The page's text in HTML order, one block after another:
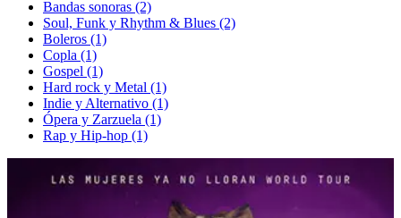
Bandas sonoras (2)
Soul, Funk y Rhythm & Blues (2)
Boleros (1)
Copla (1)
Gospel (1)
Hard rock y Metal (1)
Indie y Alternativo (1)
Ópera y Zarzuela (1)
Rap y Hip-hop (1)